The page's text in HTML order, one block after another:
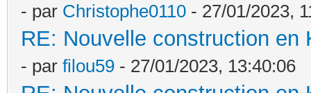
- par Christophe0110 - 27/01/2023,
RE: Nouvelle construction
- par filou59 - 27/01/2023, 13:40:06